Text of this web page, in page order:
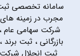
سامانه تخصصی
مجرب در زمینه
شرکت سهامی
بازرگانی ، ثبت
ثبت انحلال شرکت